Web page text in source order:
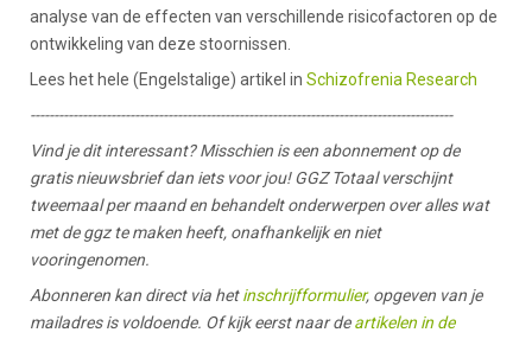
analyse van de effecten van verschillende risicofactoren op de
ontwikkeling van deze stoornissen.
Lees het hele (Engelstalige) artikel in Schizofrenia Research
-----------------------------------------------------------------------------------------
Vind je dit interessant? Misschien is een abonnement op de
gratis nieuwsbrief dan iets voor jou! GGZ Totaal verschijnt
tweemaal per maand en behandelt onderwerpen over alles wat
met de ggz te maken heeft, onafhankelijk en niet
vooringenomen.
Abonneren kan direct via hetinschrijfformulier, opgeven van je
mailadres is voldoende. Of kijk eerst naar deartikelen in de